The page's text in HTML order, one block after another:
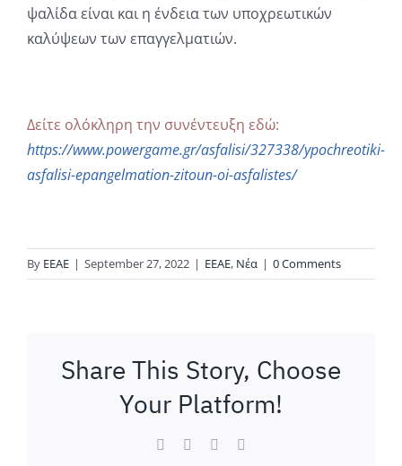
ψαλίδα είναι και η ένδεια των υποχρεωτικών
καλύψεων των επαγγελματιών.
Δείτε ολόκληρη την συνέντευξη εδώ:
https://www.powergame.gr/asfalisi/327338/ypochreotiki-
asfalisi-epangelmation-zitoun-oi-asfalistes/
By ΕΕΑΕ | September 27, 2022 | ΕΕΑΕ, Νέα | 0 Comments
Share This Story, Choose
Your Platform!
FacebookLinkedInWhatsApp